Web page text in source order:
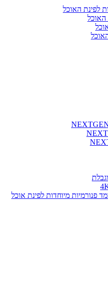
לפינת האוכל
האוכל
פנורמיות מיוחדות לפינת אוכל